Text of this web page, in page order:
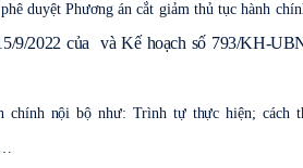
duyệt Phương án cắt giảm thủ tục hành
9/2022 của và Kế hoạch số 793/KH-
chính nội bộ như: Trình tự thực hiện; cách